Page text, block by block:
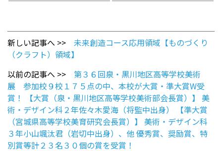
新しい記事へ >> 未来創造コース応用領域【ものづくり
（クラフト）領域】
以前の記事へ >> 第３６回泉・黒川地区高等学校美術
展 参加校９校１７５点の中、本校が大賞・準大賞W受
賞！ 【大賞（泉・黒川地区高等学校美術部会長賞）】 美
術・デザイン科２年佐々木愛海（将監中出身） 【準大賞
（宮城県高等学校美育研究会長賞）】 美術・デザイン科
３年小山颯汰君（岩切中出身）、他 優秀賞、奨励賞、特
別賞等計２３名３０個の賞を受賞！